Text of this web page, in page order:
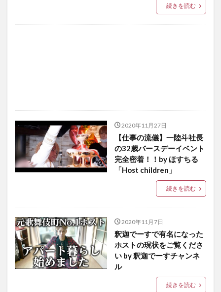
続きを読む
2020年11月27日
【仕事の流儀】一陸斗社長
の32歳バースデーイベント
完全密着！！by ほすちる
「Host children」
続きを読む
2020年11月7日
釈迦でーすで有名になった
ホストの現状をご覧くださ
い by 釈迦でーすチャンネ
ル
続きを読む